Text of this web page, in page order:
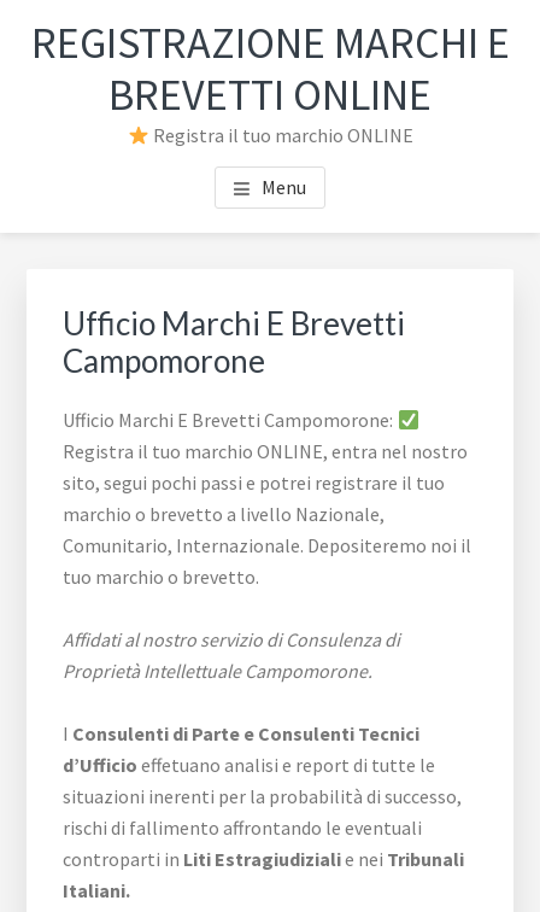
REGISTRAZIONE MARCHI E
BREVETTI ONLINE
Registra il tuo marchio ONLINE
Menu
Ufficio Marchi E Brevetti
Campomorone
Ufficio Marchi E Brevetti Campomorone:
Registra il tuo marchio ONLINE, entra nel nostro
sito, segui pochi passi e potrei registrare il tuo
marchio o brevetto a livello Nazionale,
Comunitario, Internazionale. Depositeremo noi il
tuo marchio o brevetto.
Affidati al nostro servizio di Consulenza di
Proprietà Intellettuale Campomorone.
I Consulenti di Parte e Consulenti Tecnici
d’Ufficio effetuano analisi e report di tutte le
situazioni inerenti per la probabilità di successo,
rischi di fallimento affrontando le eventuali
controparti in Liti Estragiudizialie nei Tribunali
Italiani.